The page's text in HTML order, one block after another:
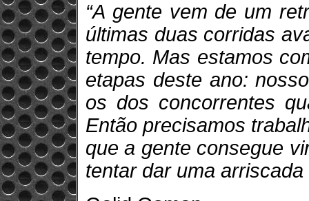
“A gente vem de um
últimas duas corridas
tempo. Mas estamos
etapas deste ano:
os dos concorrentes
Então precisamos
que a gente consegue
tentar dar uma